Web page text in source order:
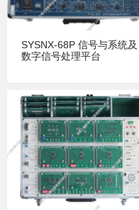
SYSNX-68P 信号与系统及
数字信号处理平台